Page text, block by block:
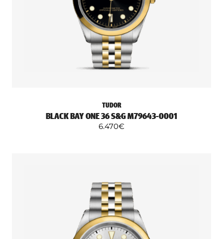
TUDOR
BLACK BAY ONE 36 S&G M79643-0001
6.470€